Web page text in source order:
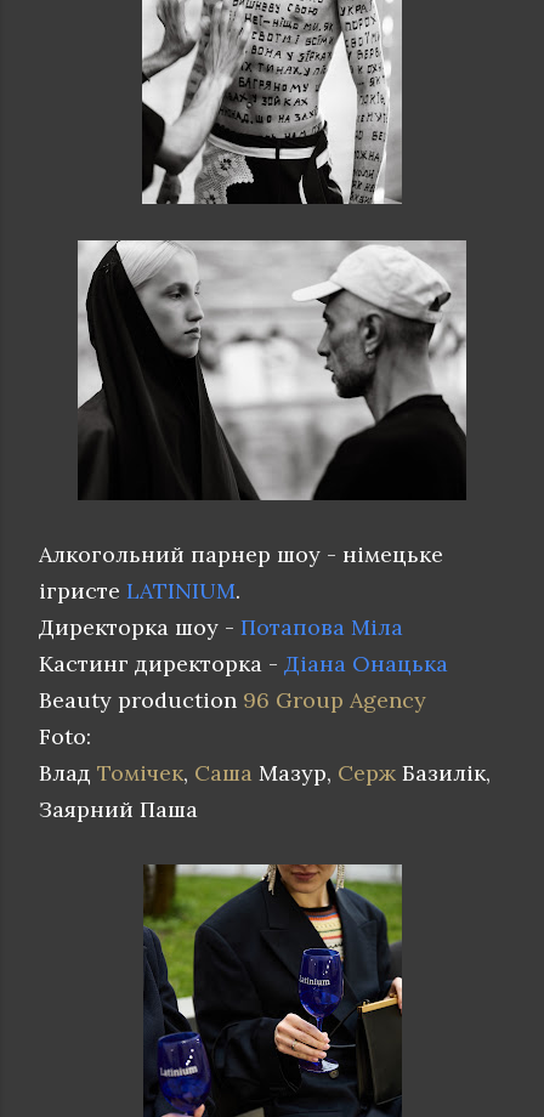
Алкогольний парнер шоу - німецьке
ігристе LATINIUM.
Директорка шоу - Потапова Міла
Кастинг директорка - Діана Онацька
Beauty production 96 Group Agency
Foto:
Влад Томічек, Саша Мазур, Серж Базилік,
Заярний Паша